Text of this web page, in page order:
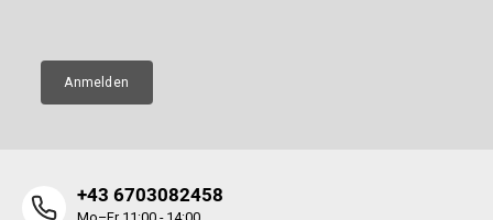
Anmelden
+43 6703082458